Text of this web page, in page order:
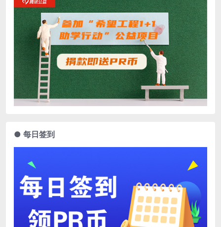
● 每日签到